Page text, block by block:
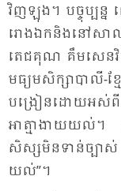
វិញ​ឡុង។ បច្ចុប្បន្ន
រោង​ឯក​និង​នៅ​សា​
តេជ​គុណ គឹម​សេន​
មធ្យម​សិក្សា​បា​លី​-
បង្រៀន​ដោយ​អស់​ពី​
អា​ត្មា​ងាយ​យល់។
សិស្ស​មិន​ទាន់​ច្ប
យល់”។